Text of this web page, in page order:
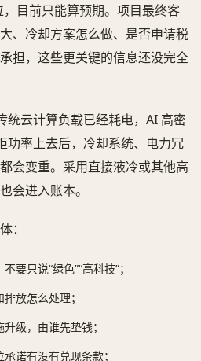
目前只能算预期。项目最终客
、冷却方案怎么做、是否申请税
担，这些更关键的信息还没完全
统云计算负载已经耗电，AI 高密
功率上去后，冷却系统、电力冗
会变重。采用直接液冷或其他高
会进入账本。
：
要只说“绿色”“高科技”；
放怎么处理；
级，由谁先垫钱；
诺有没有兑现条款；